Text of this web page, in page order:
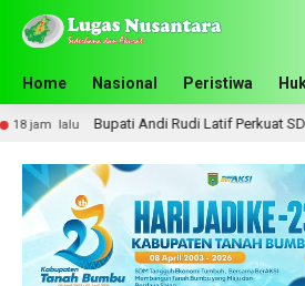
Home Nasional Peristiwa
Andi Rudi Latif Perkuat SDM, Disnakertrans